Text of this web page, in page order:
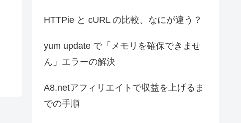
HTTPie と cURL の比較、なにが違う？
yum update で「メモリを確保できませ
ん」エラーの解決
A8.netアフィリエイトで収益を上げるま
での手順